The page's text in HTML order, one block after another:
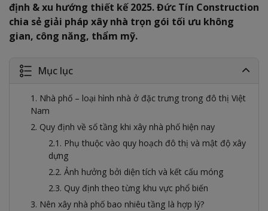
định & xu hướng thiết kế 2025. Đức Tín Construction
chia sẻ giải pháp xây nhà trọn gói tối ưu không
gian, công năng, thẩm mỹ.
Mục lục
1. Nhà phố – loại hình nhà ở đặc trưng trong đô thị Việt
Nam
2. Quy định về số tầng khi xây nhà phố hiện nay
2.1. Phụ thuộc vào quy hoạch đô thị và mật độ xây
dựng
2.2. Ảnh hưởng bởi diện tích và kết cấu móng
2.3. Quy định theo từng khu vực phổ biến
3. Nên xây nhà phố bao nhiêu tầng là hợp lý?